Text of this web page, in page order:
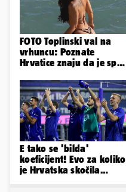
FOTO Toplinski val na
vrhuncu: Poznate
Hrvatice znaju da je spas
E tako se 'bilda'
koeficijent! Evo za koliko
je Hrvatska skočila